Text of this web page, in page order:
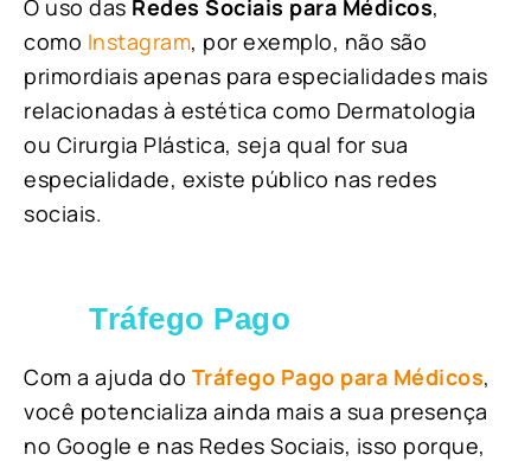
O uso das Redes Sociais para Médicos,
como Instagram, por exemplo, não são
primordiais apenas para especialidades mais
relacionadas à estética como Dermatologia
ou Cirurgia Plástica, seja qual for sua
especialidade, existe público nas redes
sociais.
Tráfego Pago
Com a ajuda do Tráfego Pago para Médicos,
você potencializa ainda mais a sua presença
no Google e nas Redes Sociais, isso porque,